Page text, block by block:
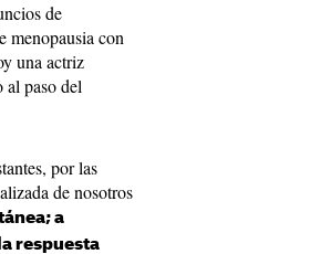
de
menopausia con
una actriz
al paso del
por las
de nosotros
a
respuesta